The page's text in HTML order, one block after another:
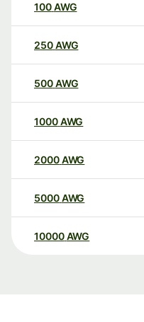
100AWG
250AWG
500AWG
1000AWG
2000AWG
5000AWG
10000 AWG